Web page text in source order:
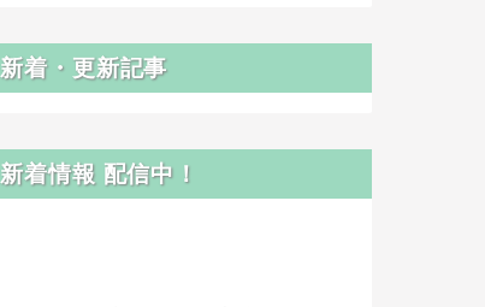
新着・更新記事
新着情報 配信中！